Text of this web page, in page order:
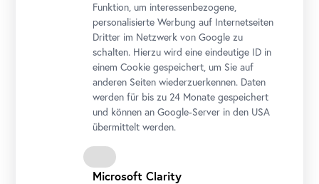
Foto: Ouriel Morgensztern / Belvedere, Wien
Veranstaltungstickets
inkl. Eintrittsticket
€ 6,00
Ermäßigt WienXtra
Freunde des Belvedere
Belvedere Jahreskarte
Funktion, um interessenbezogene,
personalisierte Werbung auf Internetseiten
Dritter im Netzwerk von Google zu
schalten. Hierzu wird eine eindeutige ID in
einem Cookie gespeichert, um Sie auf
anderen Seiten wiederzuerkennen. Daten
werden für bis zu 24 Monate gespeichert
und können an Google-Server in den USA
übermittelt werden.
Microsoft Clarity